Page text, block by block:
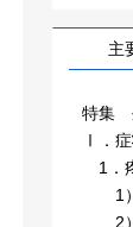
主
特集
Ⅰ．
1．
1）
2）